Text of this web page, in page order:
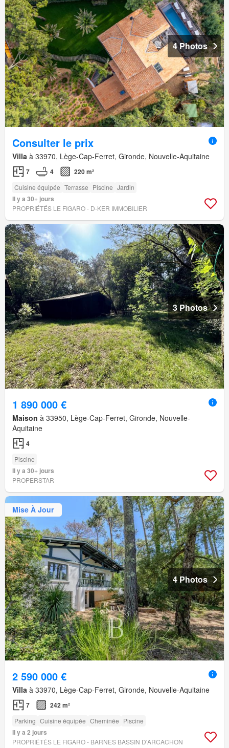
4 Photos
Consulter le prix
Villa à 33970, Lège-Cap-Ferret, Gironde, Nouvelle-Aquitaine
7 4 220 m²
Cuisine équipée Terrasse Piscine Jardin
Il y a 30+ jours
PROPRIÉTÉS LE FIGARO - D-KER IMMOBILIER
3 Photos
1 890 000 €
Maison à 33950, Lège-Cap-Ferret, Gironde, Nouvelle-
Aquitaine
4
Piscine
Il y a 30+ jours
PROPERSTAR
Mise À Jour
4 Photos
2 590 000 €
Villa à 33970, Lège-Cap-Ferret, Gironde, Nouvelle-Aquitaine
7 242 m²
Parking Cuisine équipée Cheminée Piscine
Il y a 2 jours
PROPRIÉTÉS LE FIGARO - BARNES BASSIN D'ARCACHON